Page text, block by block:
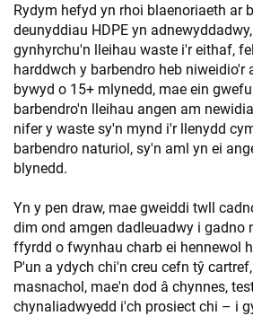
Rydym hefyd yn rhoi blaenoriaeth ar
deunyddiau HDPE yn
gynhyrchu'n lleihau waste i'r eithaf,
harddwch y barbendro heb niweidio'r
bywyd o 15+ mlynedd, mae ein
barbendro'n lleihau angen am
nifer y waste sy'n mynd i'r llenydd
barbendro naturiol, sy'n aml yn ei
blynedd.
Yn y pen draw, mae gweiddi twll
dim ond amgen dadleuadwy i gadno
ffyrdd o fwynhau charb ei hennewol
P'un a ydych chi'n creu cefn tŷ
masnachol, mae'n dod â chynnes,
chynaliadwyedd i'ch prosiect chi – i